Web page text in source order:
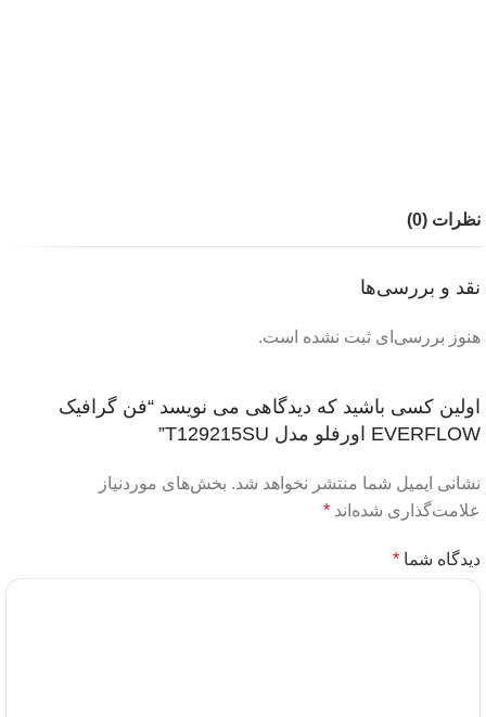
نظرات (0)
نقد و بررسی‌ها
هنوز بررسی‌ای ثبت نشده است.
اولین کسی باشید که دیدگاهی می نویسد “فن گرافیک
EVERFLOW اورفلو مدل T129215SU”
نشانی ایمیل شما منتشر نخواهد شد. بخش‌های موردنیاز
علامت‌گذاری شده‌اند *
دیدگاه شما *